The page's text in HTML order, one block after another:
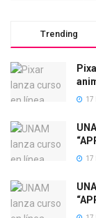
Trending
17
17